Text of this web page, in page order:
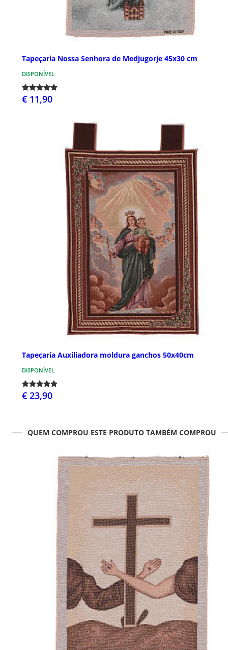
Tapeçaria Nossa Senhora de Medjugorje 45x30 cm
DISPONÍVEL
€ 11,90
Tapeçaria Auxiliadora moldura ganchos 50x40cm
DISPONÍVEL
€ 23,90
QUEM COMPROU ESTE PRODUTO TAMBÉM COMPROU